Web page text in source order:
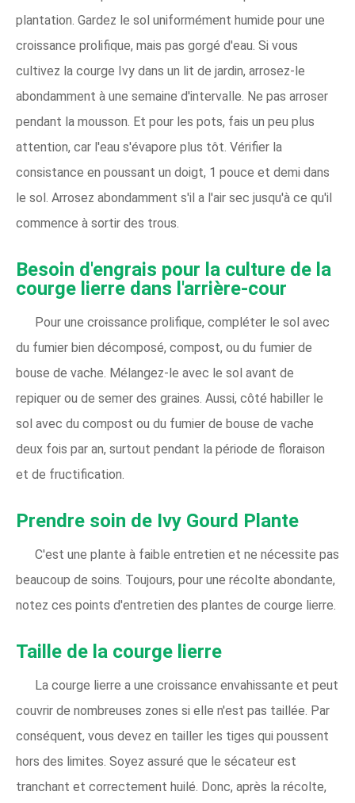
plantation. Gardez le sol uniformément humide pour une
croissance prolifique, mais pas gorgé d'eau. Si vous
cultivez la courge Ivy dans un lit de jardin, arrosez-le
abondamment à une semaine d'intervalle. Ne pas arroser
pendant la mousson. Et pour les pots, fais un peu plus
attention, car l'eau s'évapore plus tôt. Vérifier la
consistance en poussant un doigt, 1 pouce et demi dans
le sol. Arrosez abondamment s'il a l'air sec jusqu'à ce qu'il
commence à sortir des trous.
Besoin d'engrais pour la culture de la
courge lierre dans l'arrière-cour
Pour une croissance prolifique, compléter le sol avec
du fumier bien décomposé, compost, ou du fumier de
bouse de vache. Mélangez-le avec le sol avant de
repiquer ou de semer des graines. Aussi, côté habiller le
sol avec du compost ou du fumier de bouse de vache
deux fois par an, surtout pendant la période de floraison
et de fructification.
Prendre soin de Ivy Gourd Plante
C'est une plante à faible entretien et ne nécessite pas
beaucoup de soins. Toujours, pour une récolte abondante,
notez ces points d'entretien des plantes de courge lierre.
Taille de la courge lierre
La courge lierre a une croissance envahissante et peut
couvrir de nombreuses zones si elle n'est pas taillée. Par
conséquent, vous devez en tailler les tiges qui poussent
hors des limites. Soyez assuré que le sécateur est
tranchant et correctement huilé. Donc, après la récolte,